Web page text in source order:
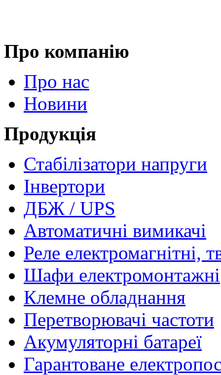
Про компанію
Про нас
Новини
Продукція
Стабілізатори напруги
Інвертори
ДБЖ / UPS
Автоматичні вимикачі
Реле електромагнітні,
Шафи електромонтажні
Клемне обладнання
Перетворювачі частоти
Акумуляторні батареї
Гарантоване